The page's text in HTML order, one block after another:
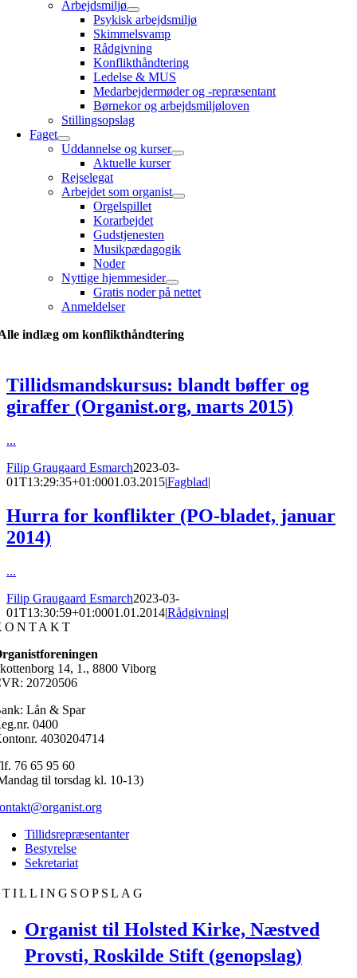
Arbejdsmiljø
Psykisk arbejdsmiljø
Skimmelsvamp
Rådgivning
Konflikthåndtering
Ledelse & MUS
Medarbejdermøder og -repræsentant
Børnekor og arbejdsmiljøloven
Stillingsopslag
Faget
Uddannelse og kurser
Aktuelle kurser
Rejselegat
Arbejdet som organist
Orgelspillet
Korarbejdet
Gudstjenesten
Musikpædagogik
Noder
Nyttige hjemmesider
Gratis noder på nettet
Anmeldelser
indlæg om konflikthåndtering
Tillidsmandskursus: blandt bøffer og
giraffer (Organist.org, marts 2015)
...
Filip Graugaard Esmarch2023-03-
01T13:29:35+01:0001.03.2015|Fagblad|
Hurra for konflikter (PO-bladet, januar
2014)
...
Filip Graugaard Esmarch2023-03-
01T13:30:59+01:0001.01.2014|Rådgivning|
14, 1., 8800 Viborg
20720506
Lån & Spar
0400
4030204714
76 65 95 60
til torsdag kl. 10-13)
Tillidsrepræsentanter
Bestyrelse
Sekretariat
Organist til Holsted Kirke, Næstved
Provsti, Roskilde Stift (genopslag)